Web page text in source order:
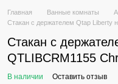
Главная Ванные комнаты
Стакан с держателем Qtap Liberty
Стакан с
QTLIBCRM1155
В наличии Оставить отзыв